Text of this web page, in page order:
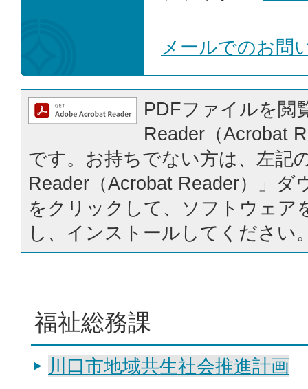
メールでのお問
PDFファイルを閲
Reader（Acrobat
です。お持ちでない方は、左記
Reader（Acrobat Reader）」ダ
をクリックして、ソフトウェア
し、インストールしてください
福祉総務課
川口市地域共生社会推進計画